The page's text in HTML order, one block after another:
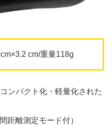
cm/重量118g
ンパクト化・軽量化された
距離測定モード付）